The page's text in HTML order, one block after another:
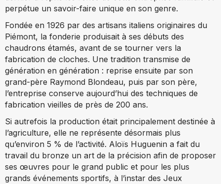
perpétue un savoir-faire unique en son genre.
Fondée en 1926 par des artisans italiens originaires du
Piémont, la fonderie produisait à ses débuts des
chaudrons étamés, avant de se tourner vers la
fabrication de cloches. Une tradition transmise de
génération en génération : reprise ensuite par son
grand-père Raymond Blondeau, puis par son père,
l’entreprise conserve aujourd’hui des techniques de
fabrication vieilles de près de 200 ans.
Si autrefois la production était principalement destinée à
l’agriculture, elle ne représente désormais plus
qu’environ 5 % de l’activité. Aloïs Huguenin a fait du
travail du bronze un art de la précision afin de proposer
ses œuvres pour le grand public et pour les plus
grands événements sportifs, à l’instar des Jeux